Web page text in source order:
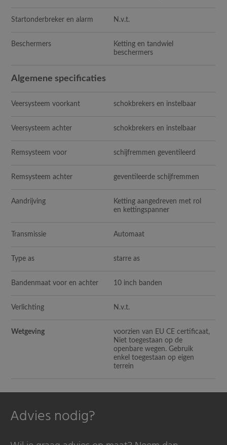
Startonderbreker en alarm N .v.t.
Beschermers
Ketting en tandwiel
beschermers
Algemene specificaties
Veersysteem voorkant schokbrekers en instelbaar
Veersysteem achter schokbrekers en instelbaar
Remsysteem voor schijfremmen geventileerd
Remsysteem achter geventileerde schijfremmen
Aandrijving
Ketting aangedreven met rol
en kettingspanner
Transmissie Automaat
Type as starre as
Bandenmaat voor en achter 10 inch banden
Verlichting N.v.t.
Wetgeving
voorzien van EU CE certificaat,
Niet toegestaan op de
openbare wegen. Gebruik
enkel toegestaan op eigen
terrein
Advies nodig?